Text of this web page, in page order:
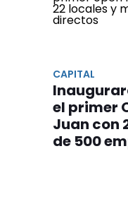
CAPITAL
el primer
Juan con
de 500